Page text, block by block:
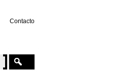
Contacto